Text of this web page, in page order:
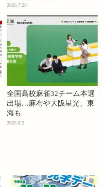
2026.7.28
全国高校麻雀32チーム本選
出場…麻布や大阪星光、東
海も
2026.8.5